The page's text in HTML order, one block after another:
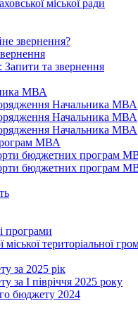
міської ради
звернення?
Запити та звернення
МВА
Начальника МВА
Начальника МВА
Начальника МВА
МВА
бюджетних програм
бюджетних програм
програми
територіальної
за 2025 рік
за І півріччя 2025 року
бюджету 2024